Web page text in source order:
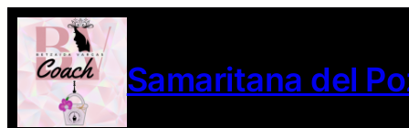
Samaritana del